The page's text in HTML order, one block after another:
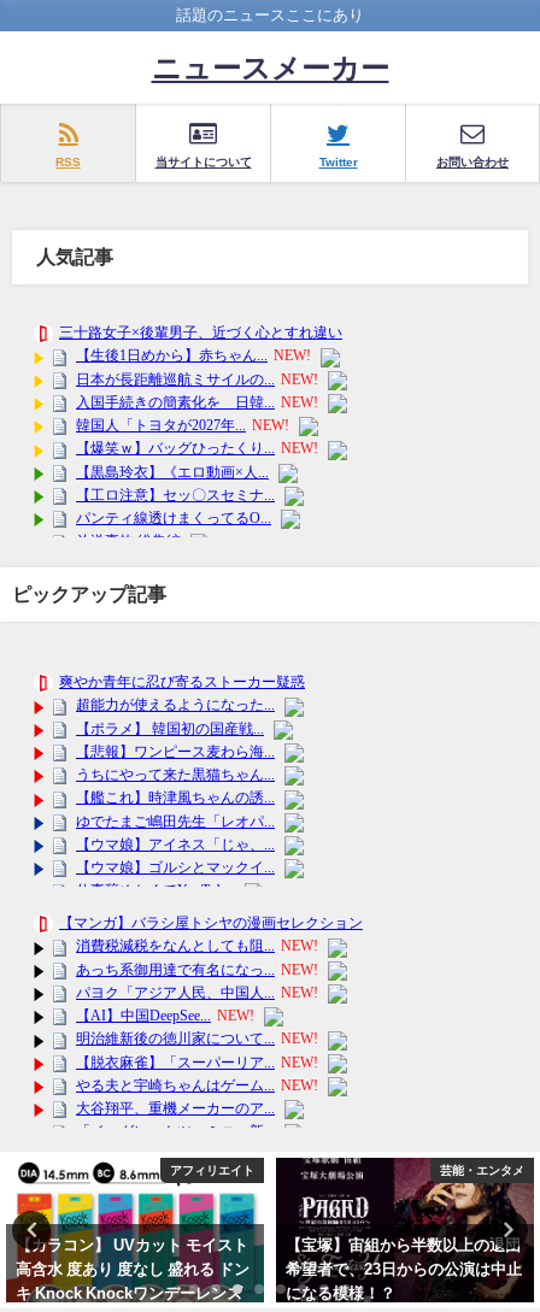
話題のニュースここにあり
ニュースメーカー
RSS 当サイトについて Twitter お問い合わせ
人気記事
ピックアップ記事
アフィリエイト
【カラコン】 UVカット モイスト
高含水 度あり 度なし 盛れる ドン
キ Knock Knockワンデーレンズ
芸能・エンタメ
【宝塚】宙組から半数以上の退団
希望者で、23日からの公演は中止
になる模様！？